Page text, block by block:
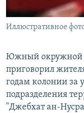
Все сайты РСЕ/
Иллюстративное
Южный окружной
приговорил
годам колонии за
подразделения
"Джебхат ан-